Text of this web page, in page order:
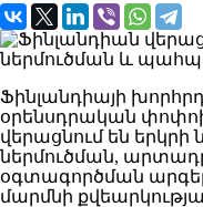
Ֆինլանդիայի
օրենսդրական
վերացնում են երկրի
ներմուծման,
օգտագործման
մարմնի